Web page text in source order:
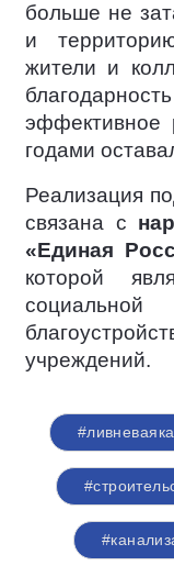
больше не
и
жители и
эффективное
годами
Реализация
связана с
«Единая
которой
учреждений.